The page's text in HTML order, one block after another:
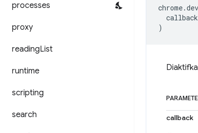
processes
proxy
readingList
runtime
scripting
search
chrome.
callback
)
callback